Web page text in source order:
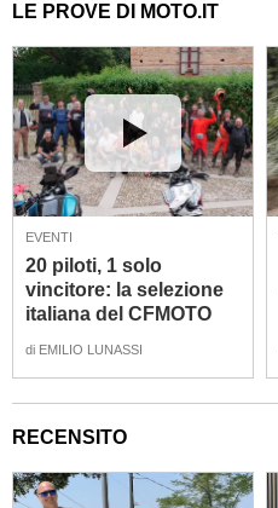
LE PROVE DI MOTO.IT
EVENTI
20 piloti, 1 solo
vincitore: la selezione
italiana del CFMOTO
di EMILIO LUNASSI
RECENSITO